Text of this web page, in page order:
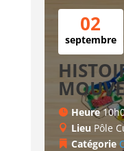
02
septembre
Heure
Lieu Pôle
Catégorie